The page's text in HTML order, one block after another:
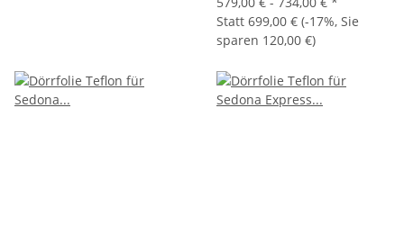
Statt 699,00 € (-17%, Sie
sparen 120,00 €)